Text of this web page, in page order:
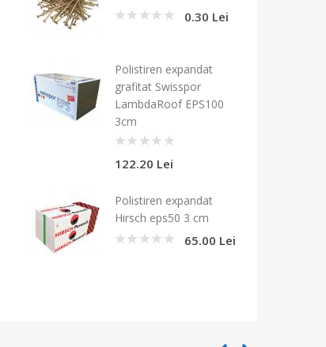
0.30 Lei
Polistiren expandat
grafitat Swisspor
LambdaRoof EPS100
3cm
122.20 Lei
Polistiren expandat
Hirsch eps50 3 cm
65.00 Lei